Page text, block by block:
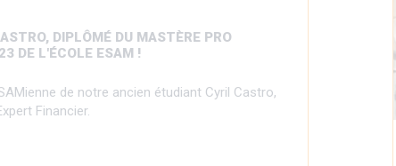
DIPLÔMÉ DU MASTÈRE PRO
DE L'ÉCOLE ESAM !
de notre ancien étudiant Cyril Castro,
Financier.